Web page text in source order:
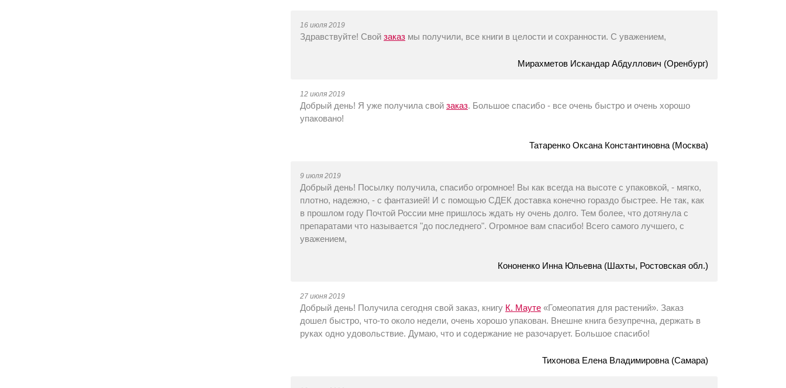
16 июля 2019
Здравствуйте! Свой заказ мы получили, все книги в целости и сохранности. С уважением,
Мирахметов Искандар Абдуллович (Оренбург)
12 июля 2019
Добрый день! Я уже получила свой заказ. Большое спасибо - все очень быстро и очень хорошо
упаковано!
Татаренко Оксана Константиновна (Москва)
9 июля 2019
Добрый день! Посылку получила, спасибо огромное! Вы как всегда на высоте с упаковкой, - мягко,
плотно, надежно, - с фантазией! И с помощью СДЕК доставка конечно гораздо быстрее. Не так, как
в прошлом году Почтой России мне пришлось ждать ну очень долго. Тем более, что дотянула с
препаратами что называется "до последнего". Огромное вам спасибо! Всего самого лучшего, с
уважением,
Кононенко Инна Юльевна (Шахты, Ростовская обл.)
27 июня 2019
Добрый день! Получила сегодня свой заказ, книгу К. Мауте «Гомеопатия для растений». Заказ
дошел быстро, что-то около недели, очень хорошо упакован. Внешне книга безупречна, держать в
руках одно удовольствие. Думаю, что и содержание не разочарует. Большое спасибо!
Тихонова Елена Владимировна (Самара)